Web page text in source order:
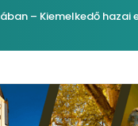
hazai eredmények